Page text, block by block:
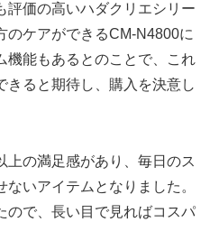
評価の高いハダクリエシリー
のケアができるCM-N4800に
機能もあるとのことで、これ
きると期待し、購入を決意し
上の満足感があり、毎日のス
いアイテムとなりました。
ので、長い目で見ればコスパ